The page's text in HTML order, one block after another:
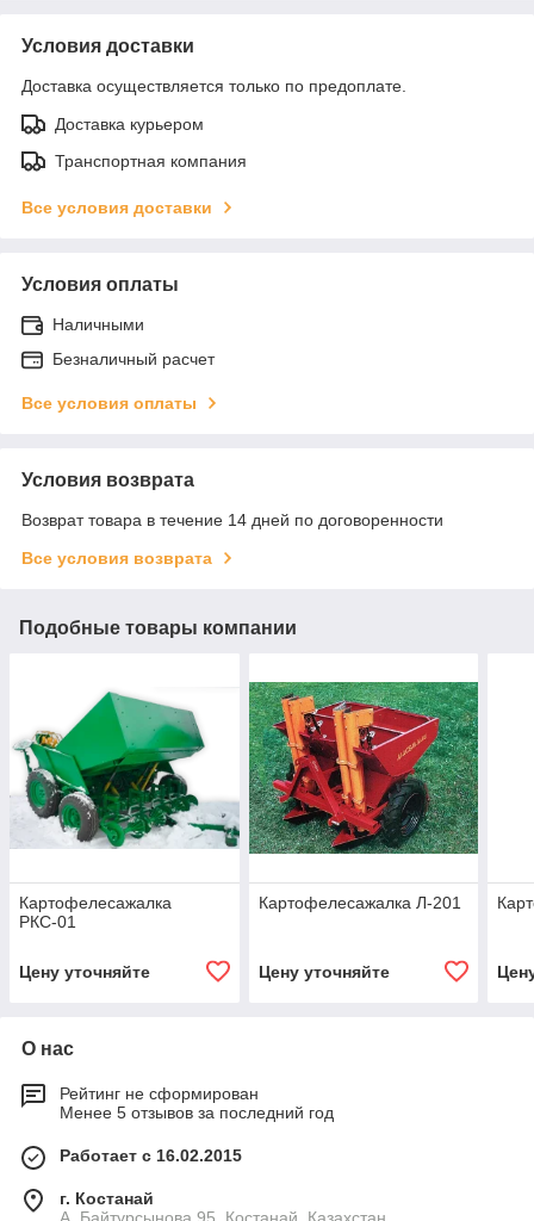
Условия доставки
Доставка осуществляется только по предоплате.
Доставка курьером
Транспортная компания
Все условия доставки
Условия оплаты
Наличными
Безналичный расчет
Все условия оплаты
Условия возврата
Возврат товара в течение 14 дней по договоренности
Все условия возврата
Подобные товары компании
Картофелесажалка
РКС-01
Цену уточняйте
Картофелесажалка Л-201
Цену уточняйте
О нас
Рейтинг не сформирован
Менее 5 отзывов за последний год
Работает с 16.02.2015
г. Костанай